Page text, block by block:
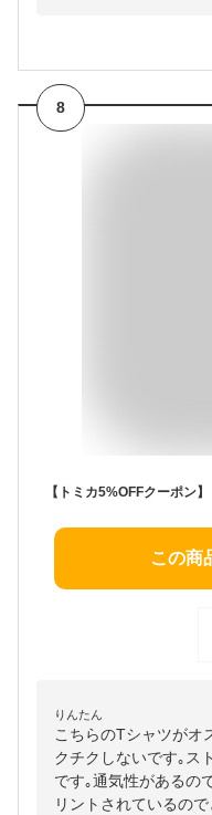
8
この商
りんたん
こちらのTシャツがオ
クチクしないです｡ス
です｡通気性があるの
リントされているの